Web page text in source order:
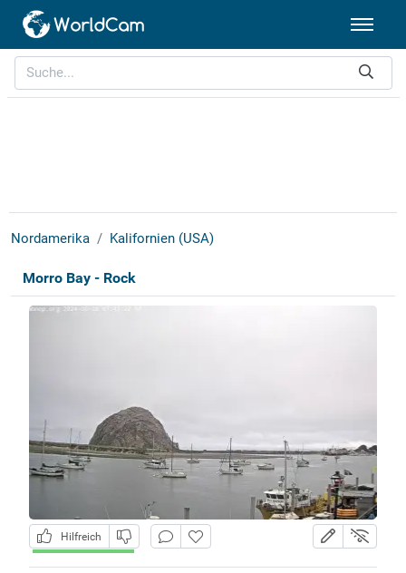
Nordamerika Kalifornien (USA)
Morro Bay - Rock
Hilfreich